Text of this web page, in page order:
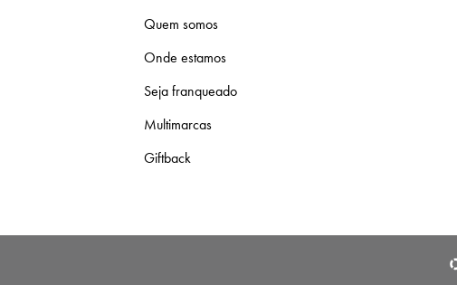
Quem somos
Onde estamos
Seja franqueado
Multimarcas
Giftback